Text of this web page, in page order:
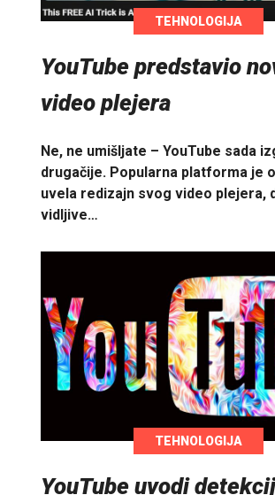
TEHNOLOGIJA
YouTube predstavio
video plejera
Ne, ne umišljate – YouTube sada
drugačije. Popularna platforma je
uvela redizajn svog video plejera,
vidljive…
TEHNOLOGIJA
YouTube uvodi